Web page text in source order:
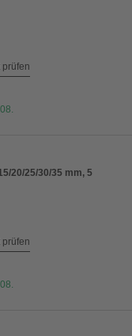
prüfen
20/25/30/35 mm, 5
prüfen